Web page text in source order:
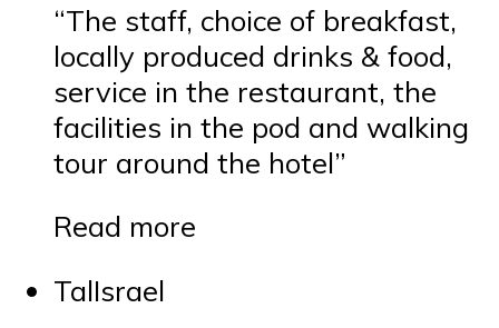
“The staff, choice of breakfast,
locally produced drinks & food,
service in the restaurant, the
facilities in the pod and walking
tour around the hotel”
Read more
TalIsrael